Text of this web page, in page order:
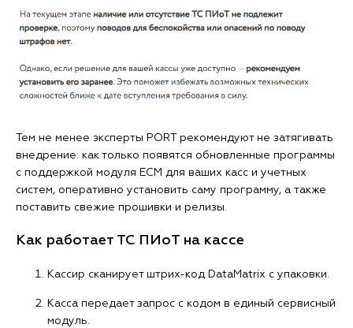
Тем не менее эксперты PORT рекомендуют не затягивать
внедрение: как только появятся обновленные программы
с поддержкой модуля ЕСМ для ваших касс и учетных
систем, оперативно установить саму программу, а также
поставить свежие прошивки и релизы.
Как работает ТС ПИоТ на кассе
Кассир сканирует штрих-код DataMatrix с упаковки.
Касса передает запрос с кодом в единый сервисный
модуль.